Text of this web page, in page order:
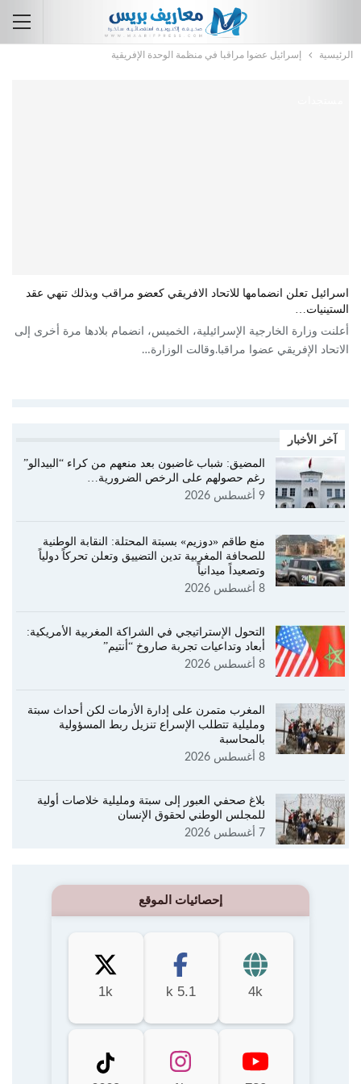
الرئيسية إسرائيل عضوا مراقبا في منظمة الوحدة الإفريقية
اسرائيل تعلن انضمامها للاتحاد الافريقي كعضو مراقب وبذلك تنهي عقد
الستينيات…
أعلنت وزارة الخارجية الإسرائيلية، الخميس، انضمام بلادها مرة أخرى إلى
الاتحاد الإفريقي عضوا مراقبا.وقالت الوزارة…
آخر الأخبار
المضيق: شباب غاضبون بعد منعهم من كراء “البيدالو”
رغم حصولهم على الرخص الضرورية…
9 أغسطس 2026
منع طاقم «دوزيم» بسبتة المحتلة: النقابة الوطنية
للصحافة المغربية تدين التضييق وتعلن تحركاً دولياً
وتصعيداً ميدانياً
8 أغسطس 2026
التحول الإستراتيجي في الشراكة المغربية الأمريكية:
أبعاد وتداعيات تجربة صاروخ “أنتيم”
8 أغسطس 2026
المغرب متمرن على إدارة الأزمات لكن أحداث سبتة
ومليلية تتطلب الإسراع تنزيل ربط المسؤولية
بالمحاسبة
8 أغسطس 2026
بلاغ صحفي العبور إلى سبتة ومليلية خلاصات أولية
للمجلس الوطني لحقوق الإنسان
7 أغسطس 2026
إحصائيات الموقع
4k
5.1 k
1k